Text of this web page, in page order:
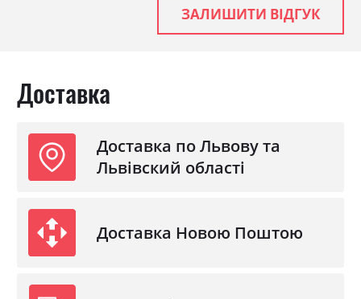
ЗАЛИШИТИ ВІДГУК
Доставка
Доставка по Львову та
Львівский області
Доставка Новою Поштою